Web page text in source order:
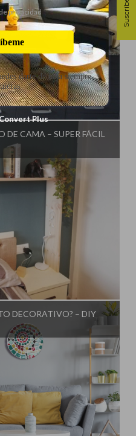
Taller de Ire
DE CAMA – SUPER FÁCIL
Taller de Ire
DECORATIVO? – DIY
Suscríbete
privacidad
darte de baja siempre
Plus